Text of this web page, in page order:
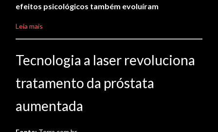
efeitos psicológicos também evoluíram
Leia mais
Tecnologia a laser revoluciona
tratamento da próstata
aumentada